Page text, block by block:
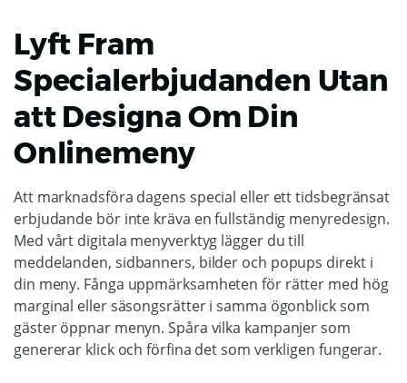
Lyft Fram
Specialerbjudanden Utan
att Designa Om Din
Onlinemeny
Att marknadsföra dagens special eller ett tidsbegränsat
erbjudande bör inte kräva en fullständig menyredesign.
Med vårt digitala menyverktyg lägger du till
meddelanden, sidbanners, bilder och popups direkt i
din meny. Fånga uppmärksamheten för rätter med hög
marginal eller säsongsrätter i samma ögonblick som
gäster öppnar menyn. Spåra vilka kampanjer som
genererar klick och förfina det som verkligen fungerar.